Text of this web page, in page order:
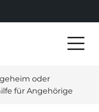
oder
für Angehörige